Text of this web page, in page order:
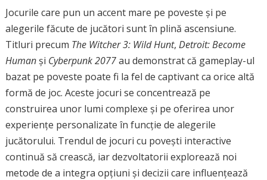
Jocurile care pun un accent mare pe poveste și pe
alegerile făcute de jucători sunt în plină ascensiune.
Titluri precum The Witcher 3: Wild Hunt, Detroit: Become
Humanși Cyberpunk 2077au demonstrat că gameplay-ul
bazat pe poveste poate fi la fel de captivant ca orice altă
formă de joc. Aceste jocuri se concentrează pe
construirea unor lumi complexe și pe oferirea unor
experiențe personalizate în funcție de alegerile
jucătorului. Trendul de jocuri cu povești interactive
continuă să crească, iar dezvoltatorii explorează noi
metode de a integra opțiuni și decizii care influențează